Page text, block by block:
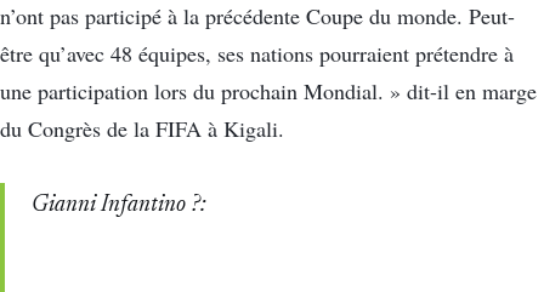
n’ont pas participé à la précédente Coupe du monde. Peut-
être qu’avec 48 équipes, ses nations pourraient prétendre à
une participation lors du prochain Mondial. » dit-il en marge
du Congrès de la FIFA à Kigali.
Gianni Infantino ?️: